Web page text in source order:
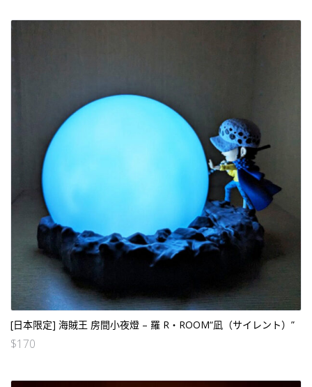
[日本限定] 海賊王 房間小夜燈 – 羅 R・ROOM“凪（サイレント）”
$170